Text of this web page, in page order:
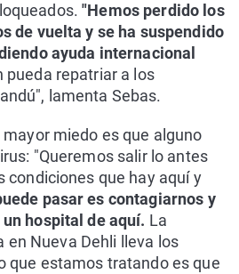
"Hemos perdido los
de vuelta y se ha suspendido
ayuda internacional
pueda repatriar a los
lamenta Sebas.
miedo es que alguno
"Queremos salir lo antes
condiciones que hay aquí y
pasar es contagiarnos y
hospital de aquí. La
en Nueva Dehli lleva los
que estamos tratando es que